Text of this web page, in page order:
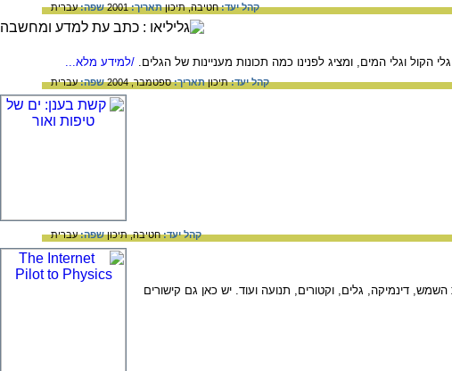
קהל יעד:חטיבה,תיכוןתאריך:2001 שפה:עברית
וגלי המים, ומציג לפנינו כמה תכונות מעניינות של הגלים. /למידע מלא...
קהל יעד:תיכוןתאריך:ספטמבר, 2004 שפה:עברית
קהל יעד:חטיבה,תיכוןשפה:עברית
דינמיקה, גלים, וקטורים, תנועה ועוד. יש כאן גם קישורים